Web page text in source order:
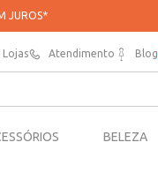
JUROS*
Lojas Atendimento Blog
BELEZA